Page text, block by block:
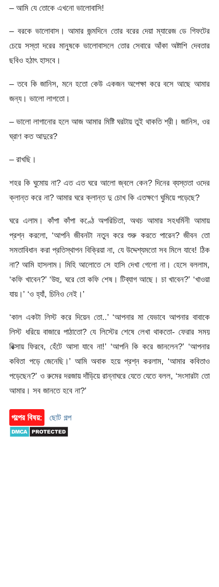
– আমি যে তোকে এখনো ভালোবাসি!
– বরকে ভালোবাস। আমার জন্মদিনে তোর বরের দেয়া ম্যারেজ ডে গিফটের
চেয়ে সস্তা দরের মানুষকে ভালোবাসলে তোর সেবারে আঁকা অষ্টাশি দেবতার
ছবিও হঠাৎ হাসবে।
– তবে কি জানিস, মনে হতো কেউ একজন অপেক্ষা করে বসে আছে আমার
জন্য। ভালো লাগতো।
– ভালো লাগানোর হলে আজ আমার মিষ্টি ঘরটায় তুই থাকতি শ্রী। জানিস, ওর
ঘ্রাণ কত আদুরে?
– রাখছি।
শহর কি ঘুমোয় না? এত এত ঘরে আলো জ্বলে কেন? দিনের ব্যস্ততা ওদের
ক্লান্ত করে না? আমার ঘরে ক্লান্ত দু চোখ কি এতক্ষণে ঘুমিয়ে পড়েছে?
ঘরে এলাম। কাঁপা কাঁপা কণ্ঠে অপরিচিতা, অথচ আমার সহধর্মিনী আমায়
প্রশ্ন করলো, ‘আপনি জীবনটা নতুন করে শুরু করতে পারেন? জীবন তো
সমতাবিধান করা প্রতিস্থাপন বিক্রিয়া না, যে উদ্দেশ্যমতো সব মিলে যাবে! ঠিক
না? আমি হাসলাম। মিহি আলোতে সে হাসি দেখা গেলো না। হেসে বললাম,
‘কফি খাবেন?’ ‘উহু, ঘরে তো কফি শেষ। টিব্যাগ আছে। চা খাবেন?’ ‘খাওয়া
যায়।’ ‘ও হ্যাঁ, চিনিও নেই।’
‘কাল একটা লিস্ট করে দিয়েন তো..’ ‘আপনার মা যেভাবে আপনার বাবাকে
লিস্ট ধরিয়ে বাজারে পাঠাতো? যে লিস্টের শেষে লেখা থাকতো- ফেরার সময়
রিক্সায় ফিরবে, হেঁটে আসা যাবে না!’ ‘আপনি কি করে জানলেন?’ ‘আপনার
কবিতা পড়ে জেনেছি।’ আমি অবাক হয়ে প্রশ্ন করলাম, ‘আমার কবিতাও
পড়েছেন?’ ও রুমের দরজায় দাঁড়িয়ে রান্নাঘরে যেতে যেতে বলল, ‘সংসারটা তো
আমার। সব জানতে হবে না?’
গল্পের বিষয়: ছোট গল্প